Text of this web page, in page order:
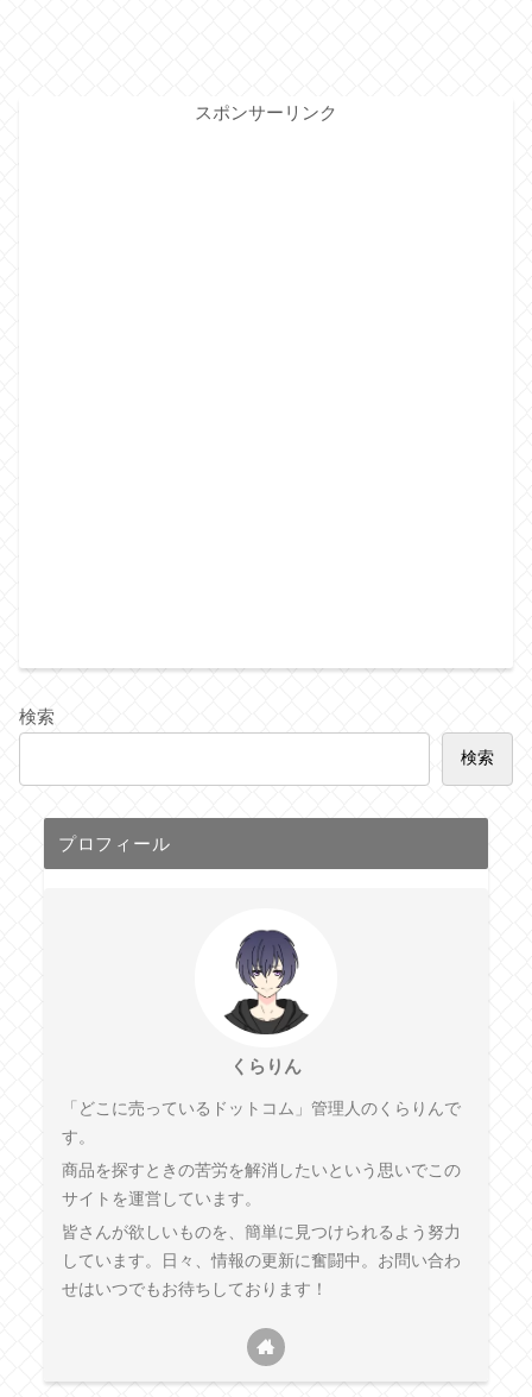
スポンサーリンク
検索
検索
プロフィール
くらりん
「どこに売っているドットコム」管理人のくらりんで
す。
商品を探すときの苦労を解消したいという思いでこの
サイトを運営しています。
皆さんが欲しいものを、簡単に見つけられるよう努力
しています。日々、情報の更新に奮闘中。お問い合わ
せはいつでもお待ちしております！